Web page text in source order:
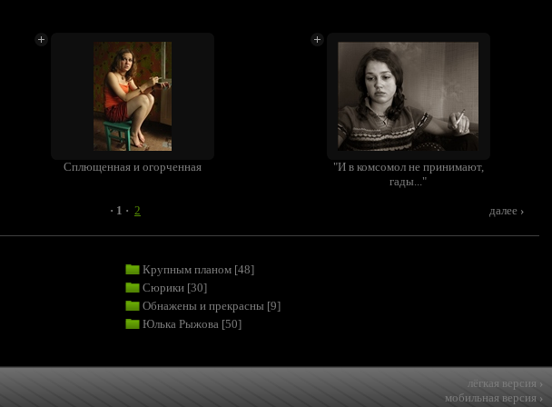
Сплющенная и огорченная
"И в комсомол не принимают,
гады..."
· 1 · 2 далее ›
Крупным планом [48]
Сюрики [30]
Обнажены и прекрасны [9]
Юлька Рыжова [50]
лёгкая версия ›
мобильная версия ›